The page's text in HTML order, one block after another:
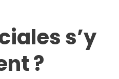
s’y
?